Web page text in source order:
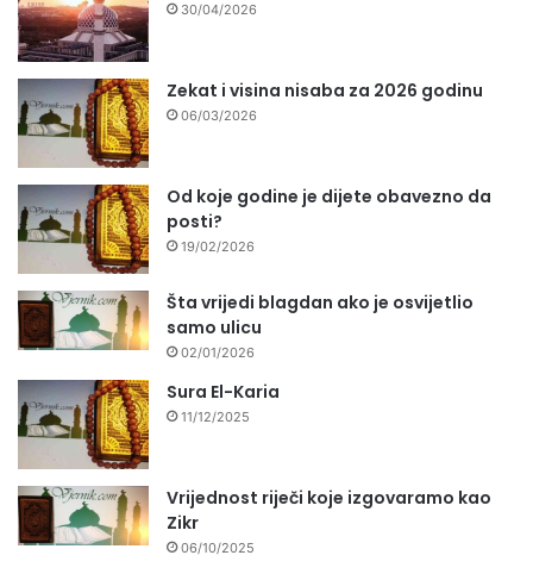
30/04/2026
Zekat i visina nisaba za 2026 godinu
06/03/2026
Od koje godine je dijete obavezno da
posti?
19/02/2026
Šta vrijedi blagdan ako je osvijetlio
samo ulicu
02/01/2026
Sura El-Karia
11/12/2025
Vrijednost riječi koje izgovaramo kao
Zikr
06/10/2025